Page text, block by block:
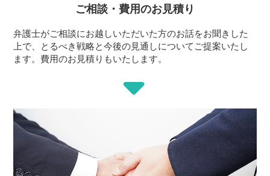
ご相談・費用のお見積り
弁護士がご相談にお越しいただいた方のお話をお聞きした
上で、とるべき戦略と今後の見通しについてご提案いたし
ます。費用のお見積りもいたします。